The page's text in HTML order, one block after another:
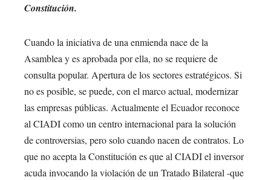
Constitución.
Cuando la iniciativa de una enmienda nace de la
Asamblea y es aprobada por ella, no se requiere de
consulta popular. Apertura de los sectores estratégicos. Si
no es posible, se puede, con el marco actual, modernizar
las empresas públicas. Actualmente el Ecuador reconoce
al CIADI como un centro internacional para la solución
de controversias, pero solo cuando nacen de contratos. Lo
que no acepta la Constitución es que al CIADI el inversor
acuda invocando la violación de un Tratado Bilateral -que